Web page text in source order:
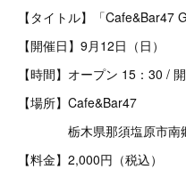
【タイトル】「Cafe&Bar47
【開催日】9月12日（日）
【時間】オープン 15：30 /
【場所】Cafe&Bar47
栃木県那須塩原市南郷
【料金】2,000円（税込）